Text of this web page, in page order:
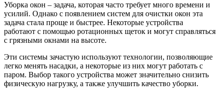
Уборка окон – задача, которая часто требует много времени и
усилий. Однако с появлением систем для очистки окон эта
задача стала проще и быстрее. Некоторые устройства
работают с помощью ротационных щеток и могут справляться
с грязными окнами на высоте.
Эти системы зачастую используют технологии, позволяющие
легко менять насадки, а некоторые из них могут работать с
паром. Выбор такого устройства может значительно снизить
физическую нагрузку, а также улучшить качество уборки.